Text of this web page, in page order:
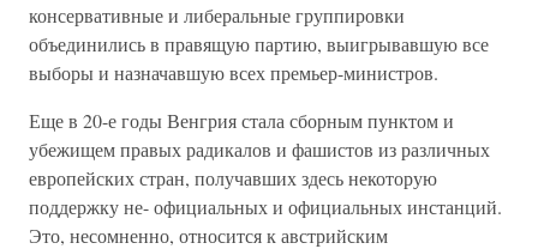
консервативные и либеральные группировки
объединились в правящую партию, выигрывавшую все
выборы и назначавшую всех премьер-министров.
Еще в 20-е годы Венгрия стала сборным пунктом и
убежищем правых радикалов и фашистов из различных
европейских стран, получавших здесь некоторую
поддержку не- официальных и официальных инстанций.
Это, несомненно, относится к австрийским